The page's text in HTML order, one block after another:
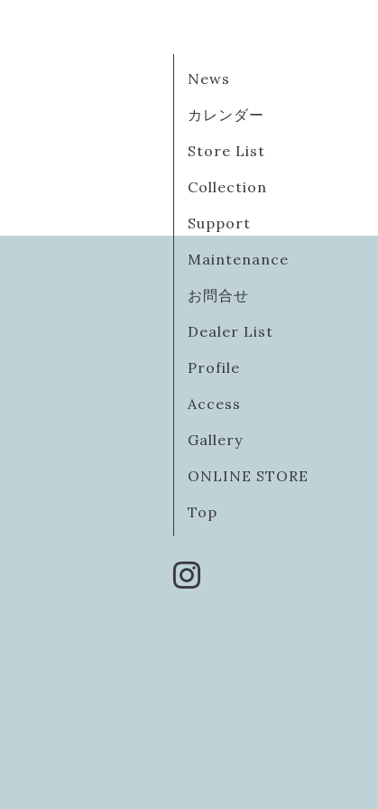
News
カレンダー
Store List
Collection
Support
Maintenance
お問合せ
Dealer List
Profile
Access
Gallery
ONLINE STORE
Top